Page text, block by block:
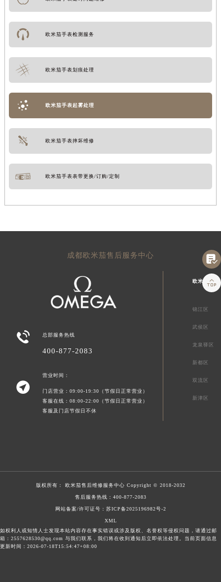
欧米茄手表检测服务
欧米茄手表划痕处理
欧米茄手表起雾处理
欧米茄手表摔坏维修
欧米茄手表表带更换/订购/定制
成都欧米茄售后服务中心
 总部服务热线
400-877-2083

营业时间：
门店营业：09:00-19:30（节假日正常营业）
客服在线：08:00-22:00（节假日正常营业）
客服及门店节假日不休
欧米茄成都
锦江区
武侯区
龙泉驿区
新都区
双流区
新津区
版权所有： 欧米茄售后维修服务中心 Copyright © 2018-2032
售后服务热线： 400-877-2083
网站备案/许可证号：苏ICP备2025196982号-2
XML
如权利人或知情人士发现本站内容存在事实错误或涉及版权、名誉权等侵权问题，请通过邮
箱：2557628530@qq.com 与我们联系，我们将在收到通知后立即依法处理。当前页面信息
更新时间：2026-07-18T15:54:47+08:00

